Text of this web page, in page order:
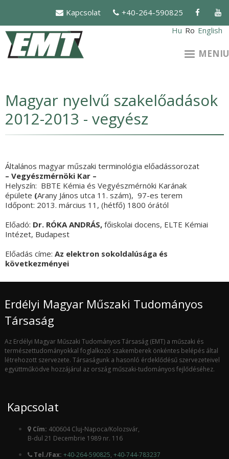
conţinutul
principal
Kapcsolat
+40-264-590825
Hu Ro English
MENIU
Magyar nyelvű szakelőadások
2012-2013 - vegyész
Általános magyar műszaki terminológia előadássorozat
– Vegyészmérnöki Kar –
Helyszín: BBTE Kémia és Vegyészmérnöki Karának
épülete (Arany János utca 11. szám), 97-es terem
Időpont: 2013. március 11, (hétfő) 1800 órától
Előadó: Dr. RÓKA ANDRÁS, főiskolai docens, ELTE Kémiai
Intézet, Budapest
Előadás címe: Az elektron sokoldalúsága és
következményei
Erdélyi Magyar Műszaki Tudományos
Társaság
Az Erdélyi Magyar Műszaki Tudományos Társaság (EMT) a műszaki és
természettudományokkal foglalkozó szakemberek önkéntes belépés által
létrehozott szervezete. Társaságunk a hasonló érdeklődésű szervezeteivel
együttműködve hozzájárul az ország műszaki-tudományos fejlődéséhez.
Kapcsolat
Cím: 400604 Cluj-Napoca/Kolozsvár,
B-dul 21 Decembrie 1989 nr. 116
Tel./Fax: +40-264-590825, +40-744-783237